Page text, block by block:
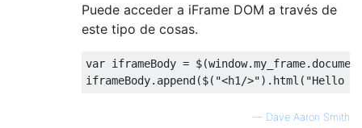
Puede acceder a iFrame DOM a través de
este tipo de cosas.
var iframeBody =
— Dave Aaron Smith